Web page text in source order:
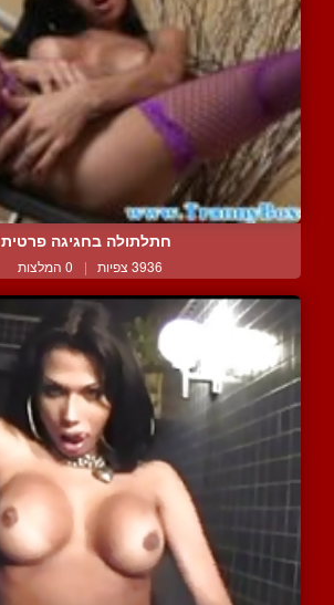
חתלתולה בחגיגה פרטית
3936 צפיות | 0 המלצות